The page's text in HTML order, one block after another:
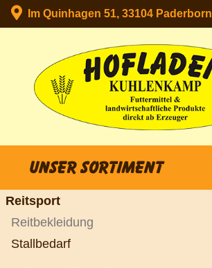
Im Quinhagen 51, 33104 Paderborn
Unser Sortiment
Reitsport
Reitbekleidung
Stallbedarf